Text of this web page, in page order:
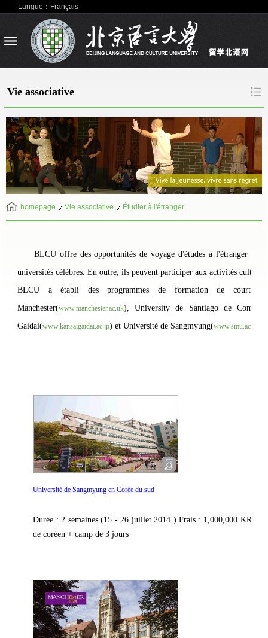
Langue：Français
Vie associative
homepage Vie associative Étudier à l'étranger
BLCU offre des opportunités de voyage d'études à l'étranger
universités célèbres. En outre, ils peuvent participer aux activités
BLCU a établi des programmes de formation de courte
Manchester(www.manchester.ac.uk), University de Santiago de
Gaidai(www.kansaigaidai.ac.jp) et Université de Sangmyung(www.smu.ac.kr
Université de Sangmyung en Corée du sud
Durée : 2 semaines (15 - 26 juillet 2014 ).Frais : 1,000,000 KRW
de coréen + camp de 3 jours